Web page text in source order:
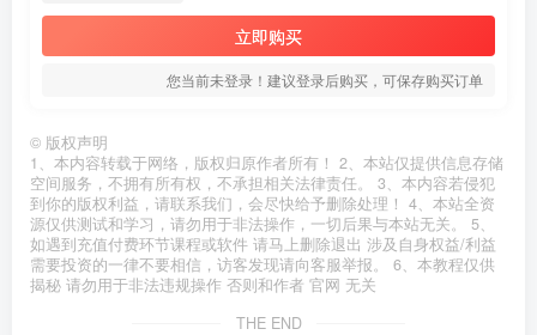
立即购买
您当前未登录！建议登录后购买，可保存购买订单
© 版权声明
1、本内容转载于网络，版权归原作者所有！ 2、本站仅提供信息存储
空间服务，不拥有所有权，不承担相关法律责任。 3、本内容若侵犯
到你的版权利益，请联系我们，会尽快给予删除处理！ 4、本站全资
源仅供测试和学习，请勿用于非法操作，一切后果与本站无关。 5、
如遇到充值付费环节课程或软件 请马上删除退出 涉及自身权益/利益
需要投资的一律不要相信，访客发现请向客服举报。 6、本教程仅供
揭秘 请勿用于非法违规操作 否则和作者 官网 无关
THE END